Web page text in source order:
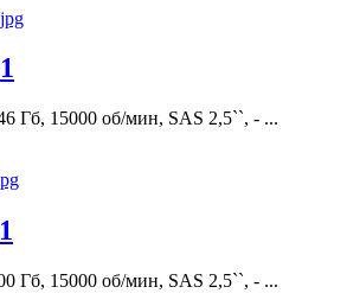
Гб, 15000 об/мин, SAS 2,5``, - ...
Гб, 15000 об/мин, SAS 2,5``, - ...